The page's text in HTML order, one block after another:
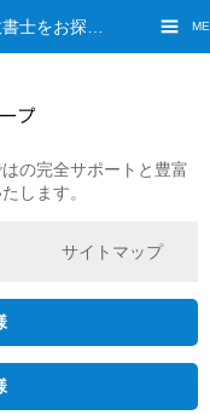
の完全サポートと豊富
します。
サイトマップ